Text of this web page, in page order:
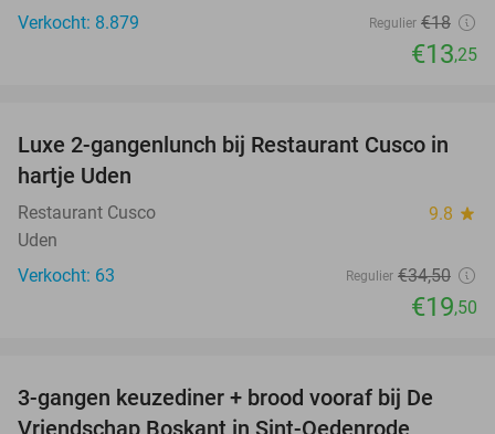
Verkocht: 8.879
Regulier €18
€13,25
43%
Luxe 2-gangenlunch bij Restaurant Cusco in
hartje Uden
Restaurant Cusco 9.8 star
Uden
Verkocht: 63
Regulier €34,50
€19,50
36%
3-gangen keuzediner + brood vooraf bij De
Vriendschap Boskant in Sint-Oedenrode